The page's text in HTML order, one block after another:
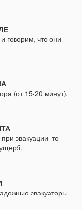
говорим, что они
(от 15-20 минут).
эвакуации, то
эвакуаторы